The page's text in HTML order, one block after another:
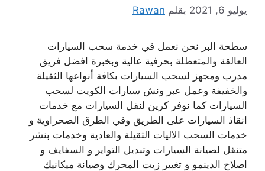
يوليو 6, 2021 بقلم Rawan
سطحة البر نحن نعمل في خدمة سحب السيارات
العالقة والمتعطلة بحرفية عالية وبخبرة افضل فريق
مدرب ومجهز لسحب السيارات بكافة أنواعها الثقيلة
والخفيفة وعمل عبر ونش سيارات الكويت لسحب
السيارات كما نوفر كرين لنقل السيارات مع خدمات
انقاذ السيارات على الطريق وفي الطرق الصحراوية و
خدمات السحب الاليات الثقيلة والعادية وخدمات بنشر
متنقل لصيانة السيارات وتبديل التواير و السفايف و
اصلاح الدينمو و تغيير زيت المحرك وصيانة ميكانيك